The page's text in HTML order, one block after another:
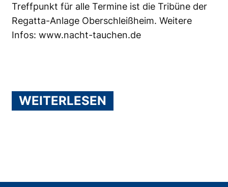
Treffpunkt für alle Termine ist die Tribüne der
Regatta-Anlage Oberschleißheim. Weitere
Infos: www.nacht-tauchen.de
WEITERLESEN